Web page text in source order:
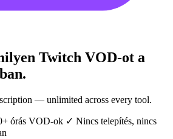
Twitch VOD-ot a
— unlimited across every tool.
órás VOD-ok ✓ Nincs telepítés, nincs